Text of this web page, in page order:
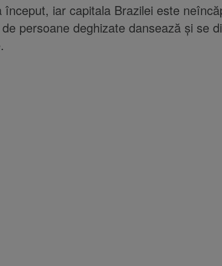
început, iar capitala Brazilei este
persoane deghizate dansează și se